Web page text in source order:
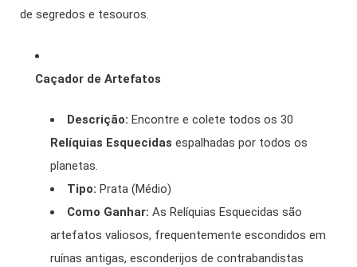
de segredos e tesouros.
Caçador de Artefatos
Descrição: Encontre e colete todos os 30
Relíquias Esquecidas espalhadas por todos os
planetas.
Tipo: Prata (Médio)
Como Ganhar: As Relíquias Esquecidas são
artefatos valiosos, frequentemente escondidos em
ruínas antigas, esconderijos de contrabandistas